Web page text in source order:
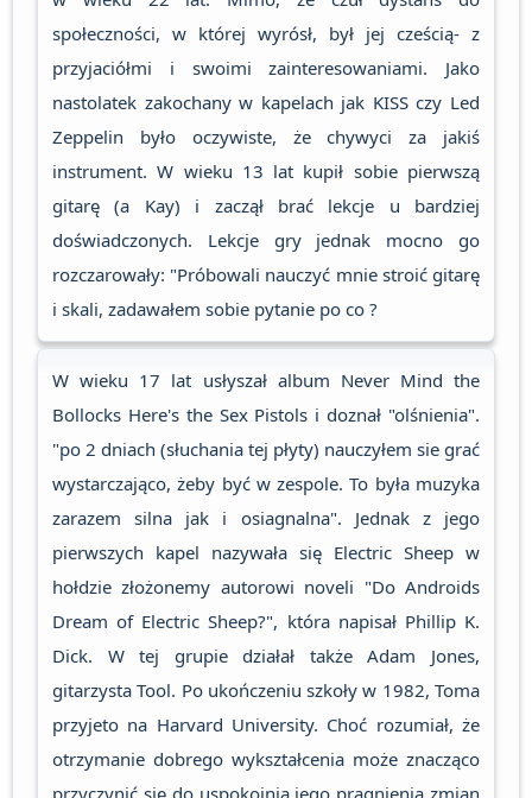
społeczności, w której wyrósł, był jej cześcią- z
przyjaciółmi i swoimi zainteresowaniami. Jako
nastolatek zakochany w kapelach jak KISS czy Led
Zeppelin było oczywiste, że chywyci za jakiś
instrument. W wieku 13 lat kupił sobie pierwszą
gitarę (a Kay) i zaczął brać lekcje u bardziej
doświadczonych. Lekcje gry jednak mocno go
rozczarowały: "Próbowali nauczyć mnie stroić gitarę
i skali, zadawałem sobie pytanie po co ?
W wieku 17 lat usłyszał album Never Mind the
Bollocks Here's the Sex Pistols i doznał "olśnienia".
"po 2 dniach (słuchania tej płyty) nauczyłem sie grać
wystarczająco, żeby być w zespole. To była muzyka
zarazem silna jak i osiagnalna". Jednak z jego
pierwszych kapel nazywała się Electric Sheep w
hołdzie złożonemy autorowi noveli "Do Androids
Dream of Electric Sheep?", która napisał Phillip K.
Dick. W tej grupie działał także Adam Jones,
gitarzysta Tool. Po ukończeniu szkoły w 1982, Toma
przyjeto na Harvard University. Choć rozumiał, że
otrzymanie dobrego wykształcenia może znacząco
przyczynić się do uspokojnia jego pragnienia zmian